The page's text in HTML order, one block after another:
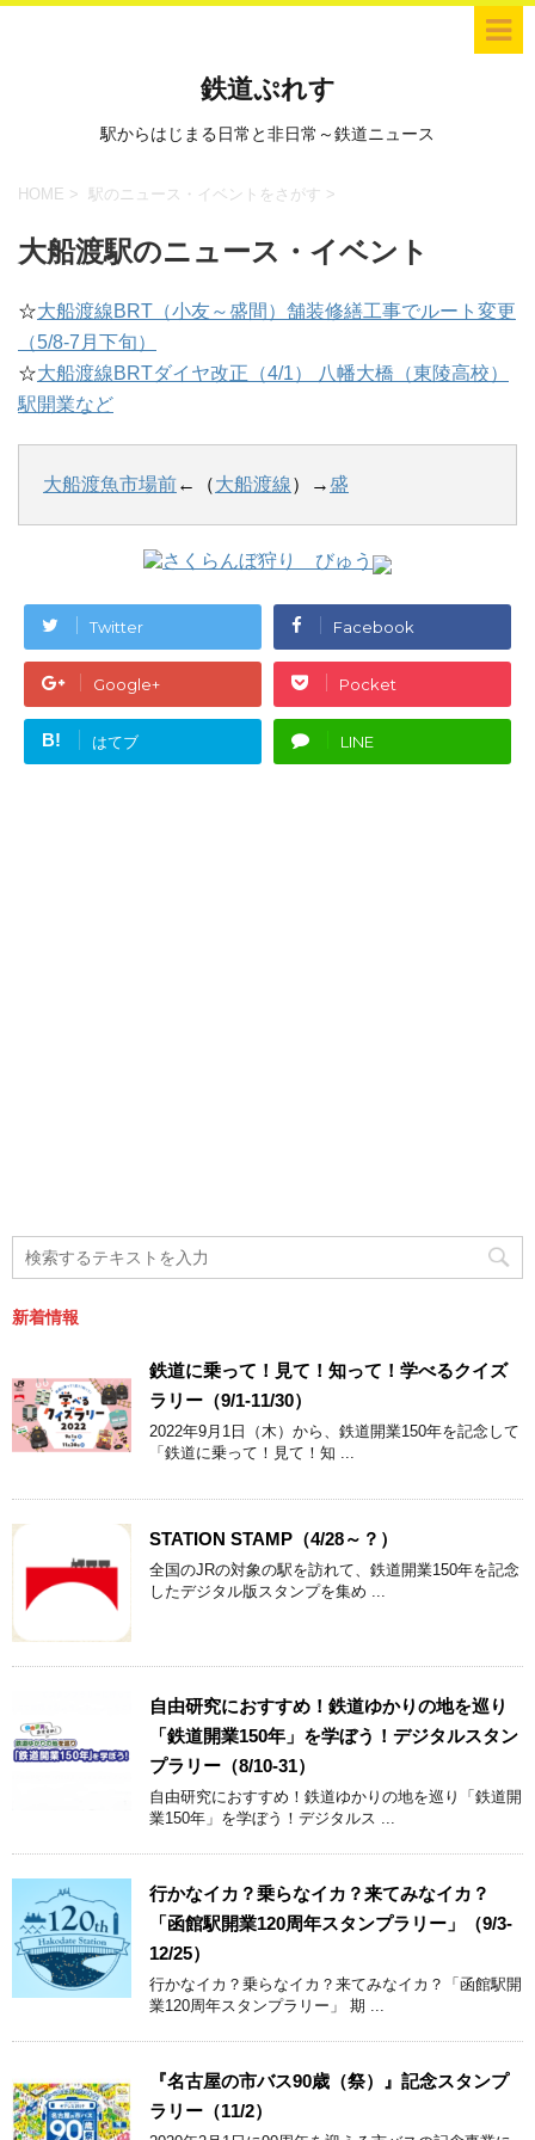
鉄道ぷれす
駅からはじまる日常と非日常～鉄道ニュース
HOME > 駅のニュース・イベントをさがす >
大船渡駅のニュース・イベント
☆大船渡線BRT（小友～盛間）舗装修繕工事でルート変更
（5/8-7月下旬）
☆大船渡線BRTダイヤ改正（4/1） 八幡大橋（東陵高校）
駅開業など
大船渡魚市場前←（大船渡線）→ 盛
Twitter Facebook
Google+ Pocket
B! はてブ LINE
新着情報
鉄道に乗って！見て！知って！学べるクイズ
ラリー（9/1-11/30）
2022年9月1日（木）から、鉄道開業150年を記念して
「鉄道に乗って！見て！知 ...
STATION STAMP（4/28～？）
全国のJRの対象の駅を訪れて、鉄道開業150年を記念
したデジタル版スタンプを集め ...
自由研究におすすめ！鉄道ゆかりの地を巡り
「鉄道開業150年」を学ぼう！デジタルスタン
プラリー（8/10-31）
自由研究におすすめ！鉄道ゆかりの地を巡り「鉄道開
業150年」を学ぼう！デジタルス ...
行かなイカ？乗らなイカ？来てみなイカ？
「函館駅開業120周年スタンプラリー」（9/3-
12/25）
行かなイカ？乗らなイカ？来てみなイカ？「函館駅開
業120周年スタンプラリー」 期 ...
『名古屋の市バス90歳（祭）』記念スタンプ
ラリー（11/2）